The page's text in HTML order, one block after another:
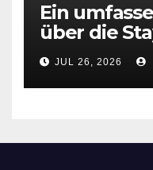
Ein
über die
JUL 26, 2026